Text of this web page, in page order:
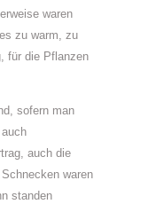
waren
zu warm, zu
für die Pflanzen
sofern man
auch die
waren
standen